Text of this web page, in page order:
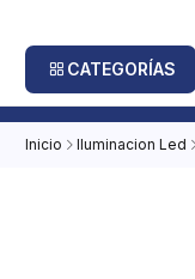
CATEGORÍAS
Inicio Iluminacion Led